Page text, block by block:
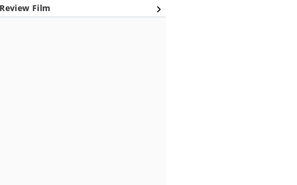
Review Film